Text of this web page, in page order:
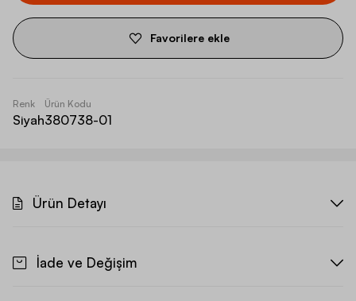
Favorilere ekle
Renk
Siyah
Ürün Kodu
380738-01
Ürün Detayı
İade ve Değişim